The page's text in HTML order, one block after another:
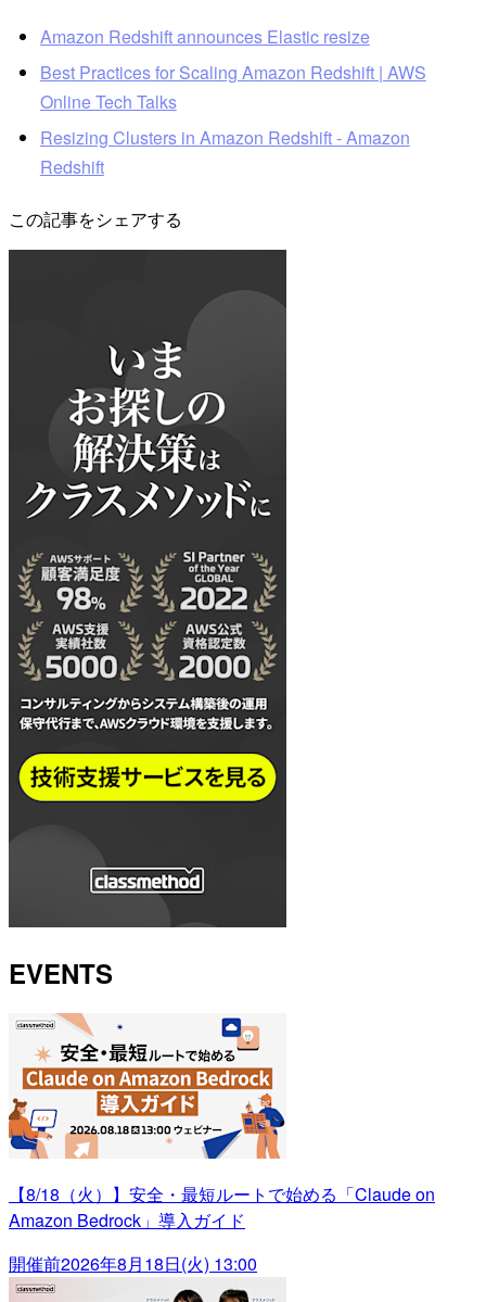
Amazon Redshift announces Elastic resize
Best Practices for Scaling Amazon Redshift | AWS
Online Tech Talks
Resizing Clusters in Amazon Redshift - Amazon
Redshift
この記事をシェアする
EVENTS
【8/18（火）】安全・最短ルートで始める「Claude on
Amazon Bedrock」導入ガイド
開催前2026年8月18日(火) 13:00